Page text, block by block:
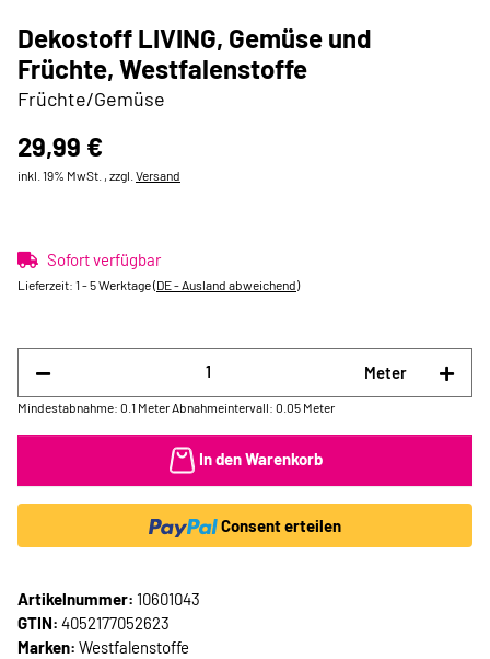
Dekostoff LIVING, Gemüse und
Früchte, Westfalenstoffe
Früchte/Gemüse
29,99 €
inkl. 19% MwSt. , zzgl. Versand
Sofort verfügbar
Lieferzeit: 1 - 5 Werktage(DE - Ausland abweichend)
Meter
Mindestabnahme: 0.1 Meter Abnahmeintervall: 0.05 Meter
In den Warenkorb
Consent erteilen
Artikelnummer: 10601043
GTIN: 4052177052623
Marken: Westfalenstoffe